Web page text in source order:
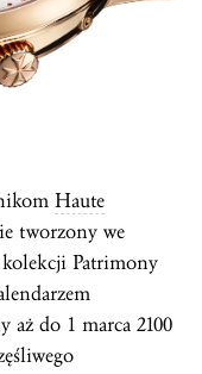
Haute
tworzony we
kolekcji Patrimony
aż do 1 marca 2100